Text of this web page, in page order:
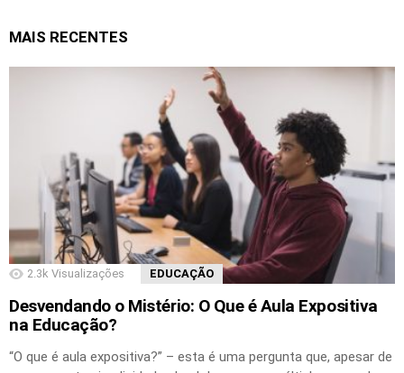
MAIS RECENTES
2.3k Visualizações EDUCAÇÃO
Desvendando o Mistério: O Que é Aula Expositiva
na Educação?
“O que é aula expositiva?” – esta é uma pergunta que, apesar de